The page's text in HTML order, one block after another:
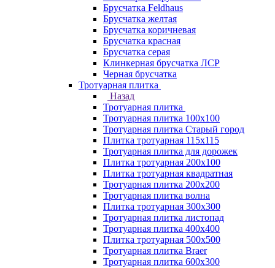
Брусчатка Feldhaus
Брусчатка желтая
Брусчатка коричневая
Брусчатка красная
Брусчатка серая
Клинкерная брусчатка ЛСР
Черная брусчатка
Тротуарная плитка
Назад
Тротуарная плитка
Тротуарная плитка 100x100
Тротуарная плитка Старый город
Плитка тротуарная 115x115
Тротуарная плитка для дорожек
Плитка тротуарная 200х100
Плитка тротуарная квадратная
Тротуарная плитка 200х200
Тротуарная плитка волна
Плитка тротуарная 300х300
Тротуарная плитка листопад
Тротуарная плитка 400х400
Плитка тротуарная 500x500
Тротуарная плитка Braer
Тротуарная плитка 600х300